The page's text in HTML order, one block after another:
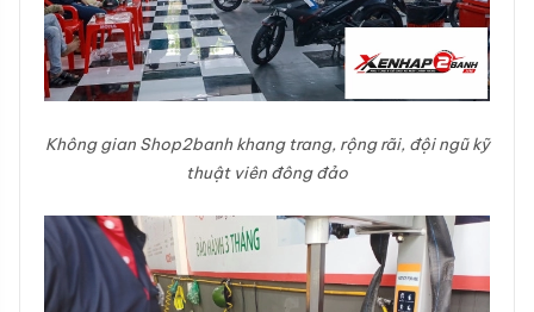
Không gian Shop2banh khang trang, rộng rãi, đội ngũ kỹ
thuật viên đông đảo